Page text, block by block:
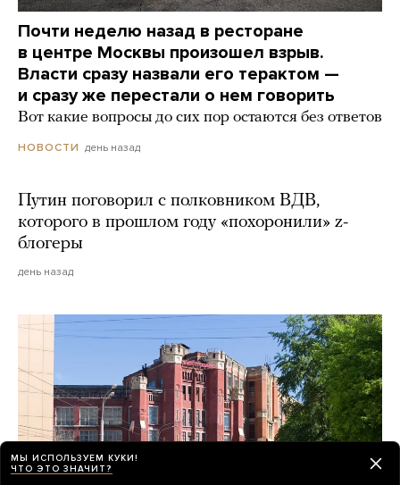
Почти неделю назад в ресторане
в центре Москвы произошел взрыв.
Власти сразу назвали его терактом —
и сразу же перестали о нем говорить
Вот какие вопросы до сих пор остаются без ответов
НОВОСТИ день назад
Путин поговорил с полковником ВДВ,
которого в прошлом году «похоронили» z-
блогеры
день назад
МЫ ИСПОЛЬЗУЕМ КУКИ!
ЧТО ЭТО ЗНАЧИТ?